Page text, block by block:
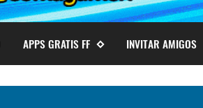
APPS GRATIS FF INVITAR AMIGOS